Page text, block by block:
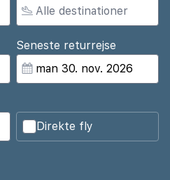
Seneste returrejse
Direkte fly